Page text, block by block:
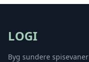
LOGI
Byg sundere spisevaner